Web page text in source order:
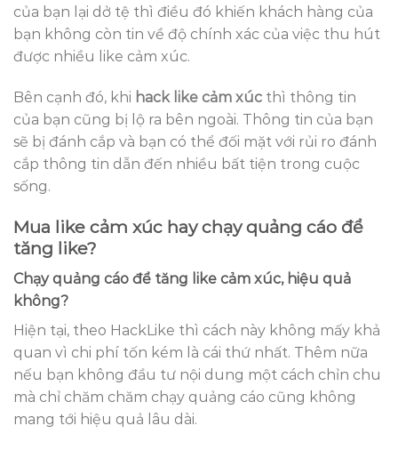
của bạn lại dở tệ thì điều đó khiến khách hàng của
bạn không còn tin về độ chính xác của việc thu hút
được nhiều like cảm xúc.
Bên cạnh đó, khi hack like cảm xúc thì thông tin
của bạn cũng bị lộ ra bên ngoài. Thông tin của bạn
sẽ bị đánh cắp và bạn có thể đối mặt với rủi ro đánh
cắp thông tin dẫn đến nhiều bất tiện trong cuộc
sống.
Mua like cảm xúc hay chạy quảng cáo để
tăng like?
Chạy quảng cáo để tăng like cảm xúc, hiệu quả
không?
Hiện tại, theo HackLike thì cách này không mấy khả
quan vì chi phí tốn kém là cái thứ nhất. Thêm nữa
nếu bạn không đầu tư nội dung một cách chỉn chu
mà chỉ chăm chăm chạy quảng cáo cũng không
mang tới hiệu quả lâu dài.